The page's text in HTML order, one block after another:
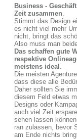
Business -
Zeit zusammen.
Stimmt das Design
es nicht viel mehr
nicht, bringt das
Also muss man
Das schaffen gute
respektive
meistens ideal .
Die meisten
dass diese alle
Daher sollten Sie
diesem Feld etwas
Designs oder
auch viel Zeit
sehen lassen
ran zulassen, bevor
am Ende nichts